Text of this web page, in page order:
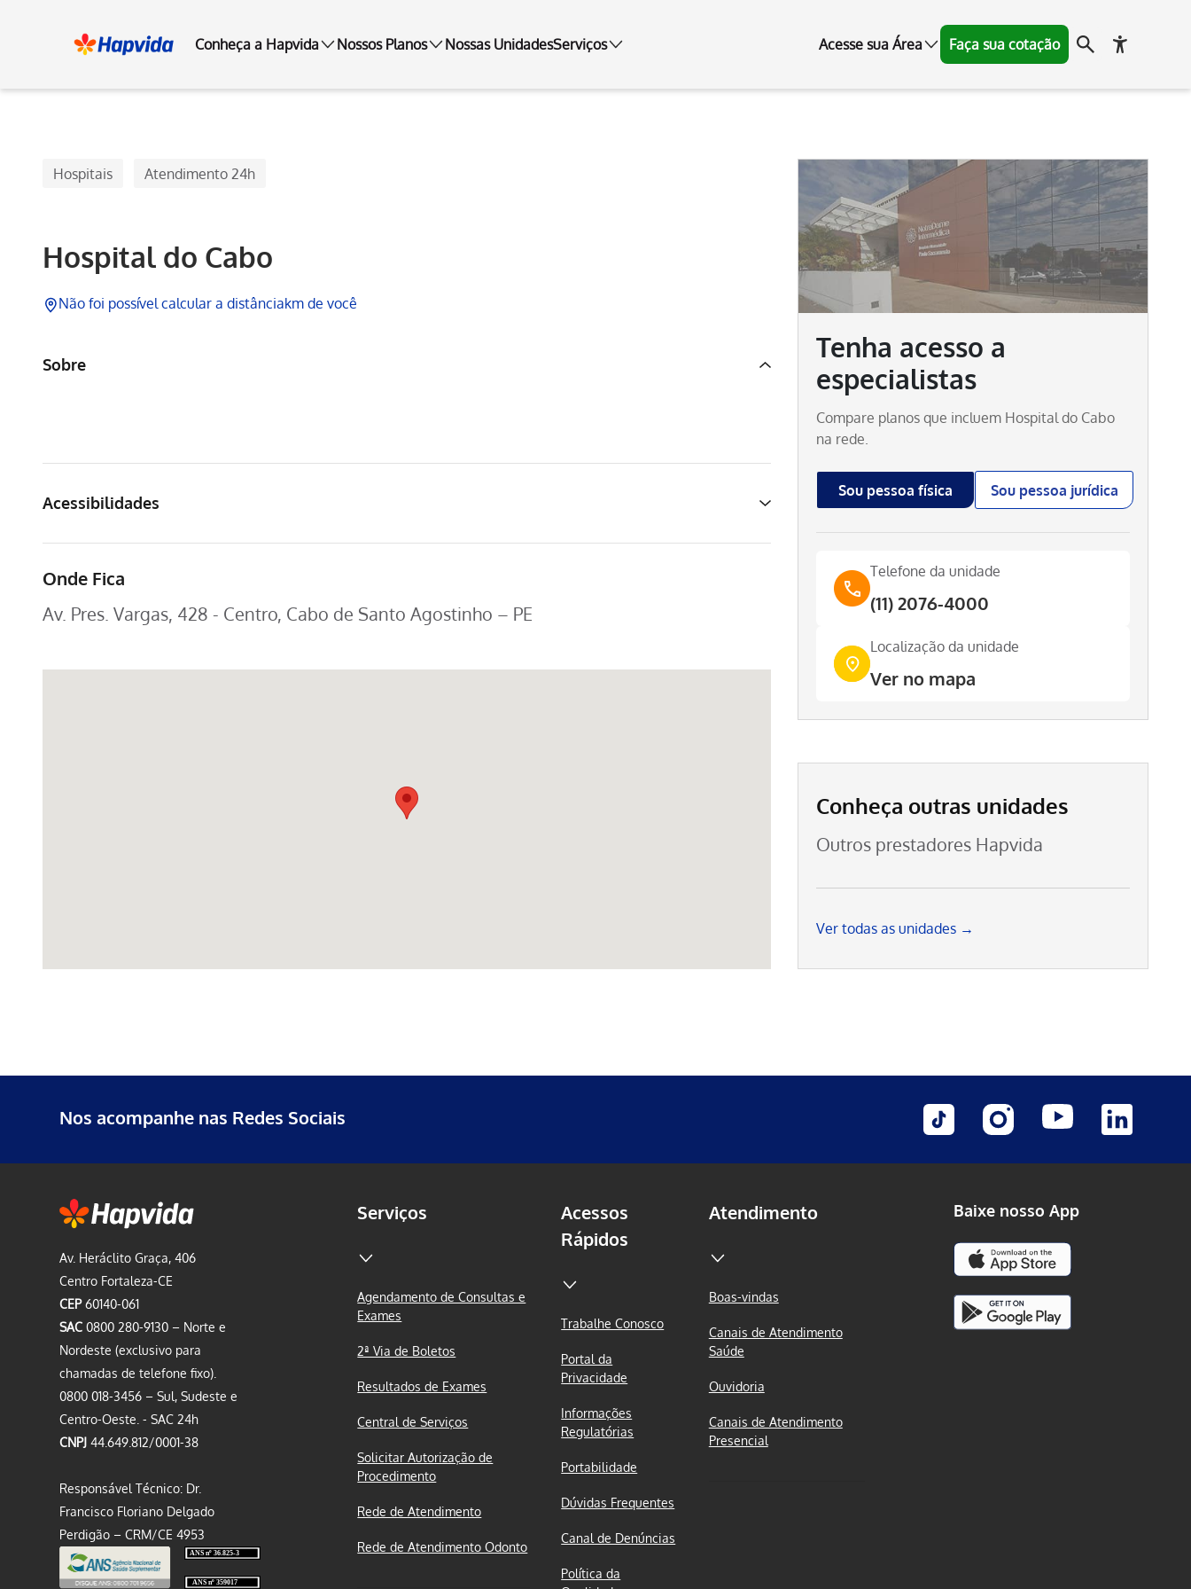
Conheça a Hapvida Nossos Planos Nossas UnidadesServiços Acesse sua Área Faça sua cotação
Hospitais Atendimento 24h
Hospital do Cabo
Não foi possível calcular a distânciakm de você
Sobre
Acessibilidades
Onde Fica
Av. Pres. Vargas, 428 - Centro, Cabo de Santo Agostinho – PE
Tenha acesso a
especialistas
Compare planos que incluem Hospital do Cabo
na rede.
Sou pessoa física Sou pessoa jurídica
Telefone da unidade
(11) 2076-4000
Localização da unidade
Ver no mapa
Conheça outras unidades
Outros prestadores Hapvida
Ver todas as unidades →
Nos acompanhe nas Redes Sociais
Av. Heráclito Graça, 406
Centro Fortaleza-CE
CEP60140-061
SAC0800 280-9130 – Norte e
Nordeste (exclusivo para
chamadas de telefone fixo).
0800 018-3456 – Sul, Sudeste e
Centro-Oeste. - SAC 24h
CNPJ44.649.812/0001-38
Responsável Técnico: Dr.
Francisco Floriano Delgado
Perdigão – CRM/CE 4953
Serviços
Agendamento de Consultas e
Exames
2ª Via de Boletos
Resultados de Exames
Central de Serviços
Solicitar Autorização de
Procedimento
Rede de Atendimento
Rede de Atendimento Odonto
Acessos
Rápidos
Trabalhe Conosco
Portal da
Privacidade
Informações
Regulatórias
Portabilidade
Dúvidas Frequentes
Canal de Denúncias
Política da
Atendimento
Boas-vindas
Canais de Atendimento
Saúde
Ouvidoria
Canais de Atendimento
Presencial
Baixe nosso App